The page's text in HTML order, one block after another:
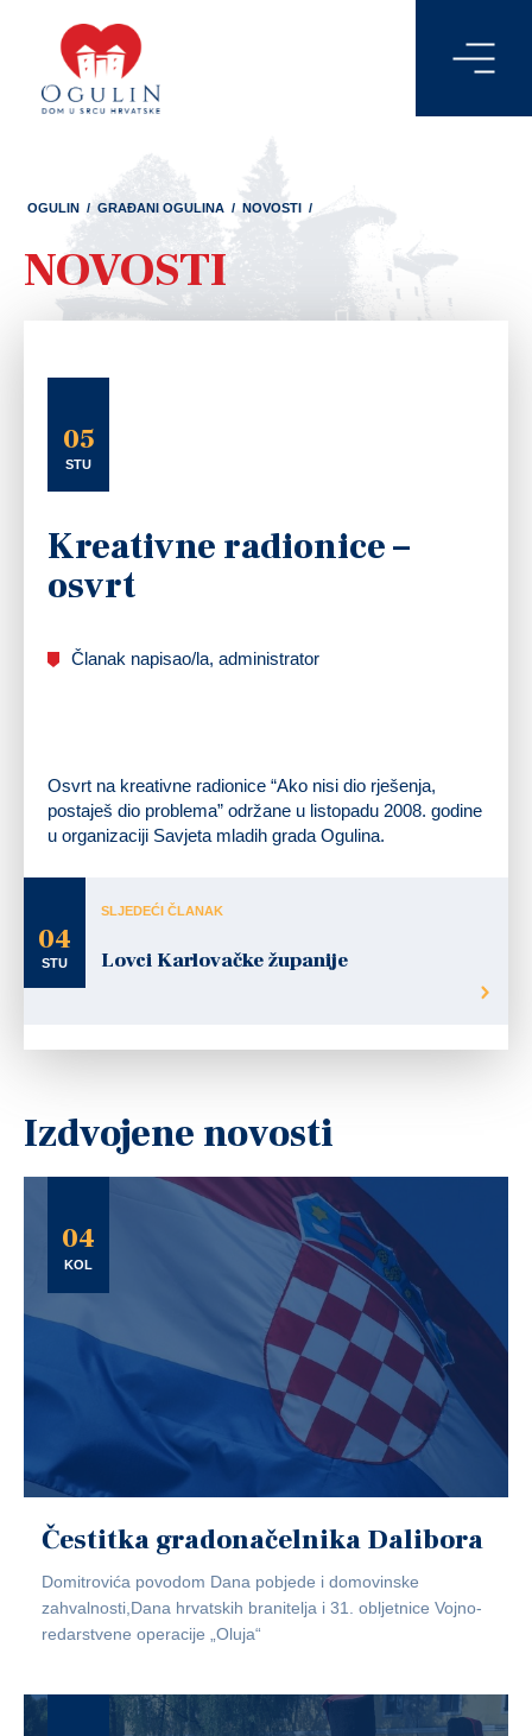
OGULIN / GRAĐANI OGULINA / NOVOSTI /
NOVOSTI
05
STU
Kreativne radionice –
osvrt
Članak napisao/la, administrator
Osvrt na kreativne radionice “Ako nisi dio rješenja,
postaješ dio problema” održane u listopadu 2008. godine
u organizaciji Savjeta mladih grada Ogulina.
04
STU
SLJEDEĆI ČLANAK
Lovci Karlovačke županije
Izdvojene novosti
04
KOL
Čestitka gradonačelnika Dalibora
Domitrovića povodom Dana pobjede i domovinske
zahvalnosti,Dana hrvatskih branitelja i 31. obljetnice Vojno-
redarstvene operacije „Oluja“